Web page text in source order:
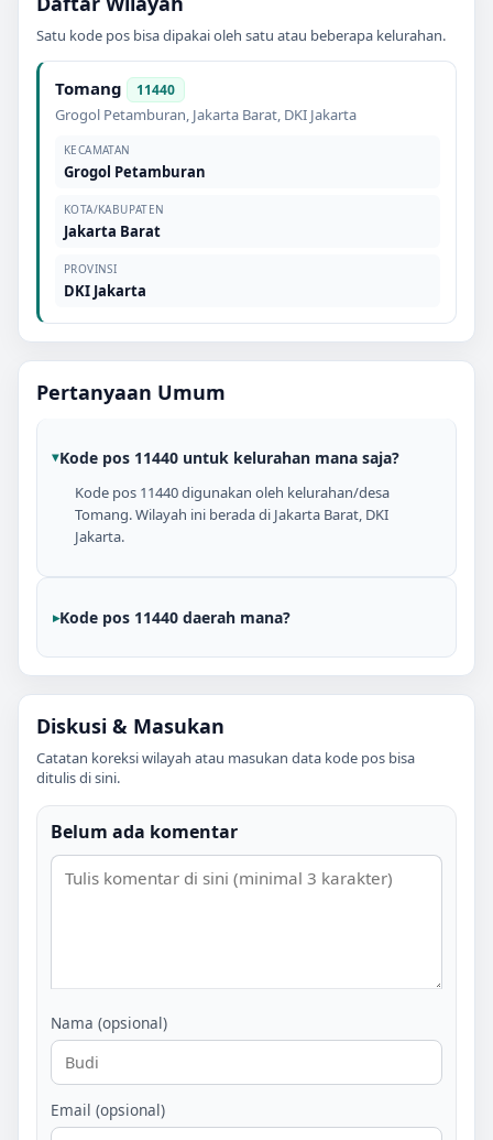
Satu kode pos bisa dipakai oleh satu atau beberapa kelurahan.
Tomang 11440
Grogol Petamburan, Jakarta Barat, DKI Jakarta
KECAMATAN
Grogol Petamburan
KOTA/KABUPATEN
Jakarta Barat
PROVINSI
DKI Jakarta
Pertanyaan Umum
Kode pos 11440 untuk kelurahan mana saja?
Kode pos 11440 digunakan oleh kelurahan/desa
Tomang. Wilayah ini berada di Jakarta Barat, DKI
Jakarta.
Kode pos 11440 daerah mana?
Diskusi & Masukan
Catatan koreksi wilayah atau masukan data kode pos bisa
ditulis di sini.
Belum ada komentar
Nama (opsional)
Email (opsional)